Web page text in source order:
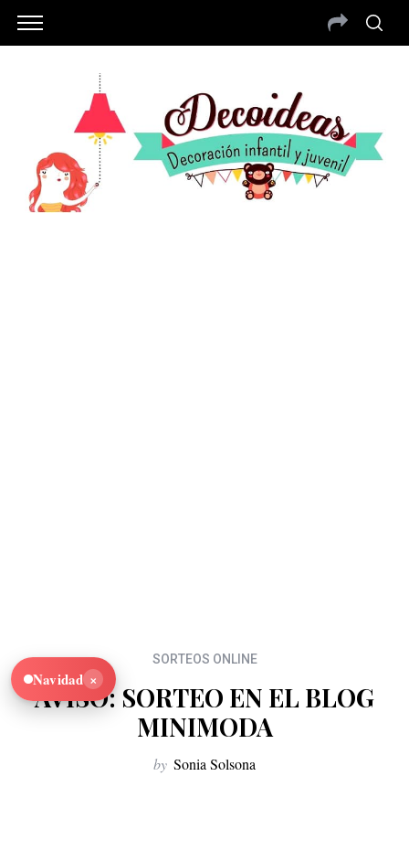
SORTEOS ONLINE
AVISO: SORTEO EN EL BLOG
MINIMODA
by Sonia Solsona
Navidad ×